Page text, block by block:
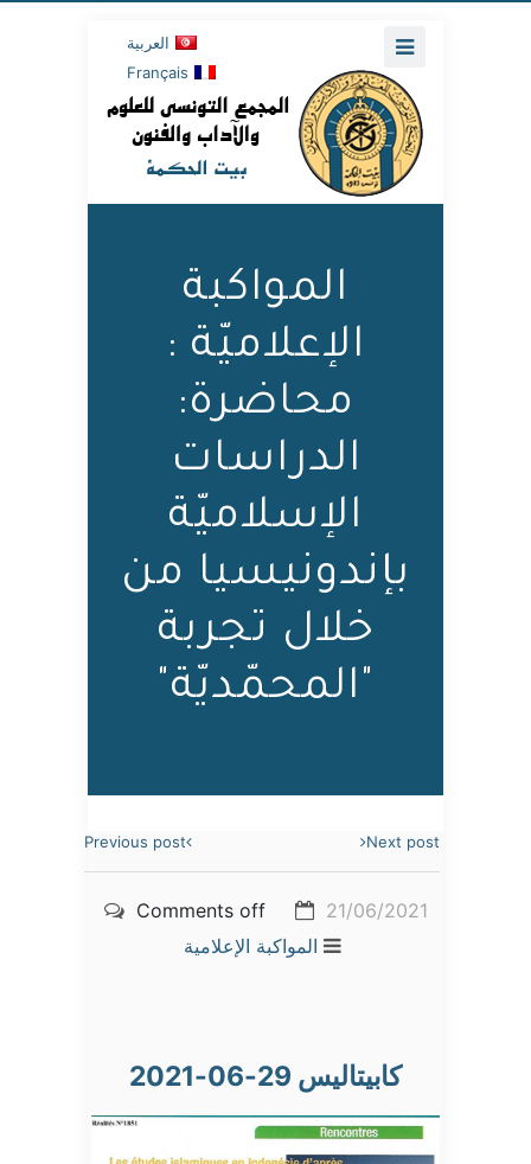
العربية
Français
المواكبة
الإعلاميّة :
محاضرة:
الدراسات
الإسلاميّة
بإندونيسيا من
خلال تجربة
"المحمّديّة"
Previous post Next post
21/06/2021
Comments off
المواكبة الإعلامية
كابيتاليس 29-06-2021